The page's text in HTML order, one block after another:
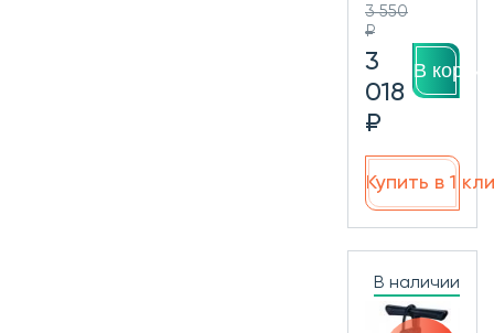
3 550
₽
3
018
₽
В
Купить в 1
В наличии